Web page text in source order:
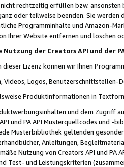
rechtzeitig erfüllen bzw. ansonsten
oder teilweise beenden. Sie werden
Programminhalte und Amazon-
Ihrer Website entfernen und löschen
der Creators API und der
dieser Lizenz können wir Ihnen
Videos, Logos, Benutzerschnittstellen-
Produktinformationen in
und dem Zugriff
und PA API Musterquellcodes und
Musterbibliothek geltenden
Anleitungen,
Nutzung von Creators API und PA
Test- und Leistungskriterien